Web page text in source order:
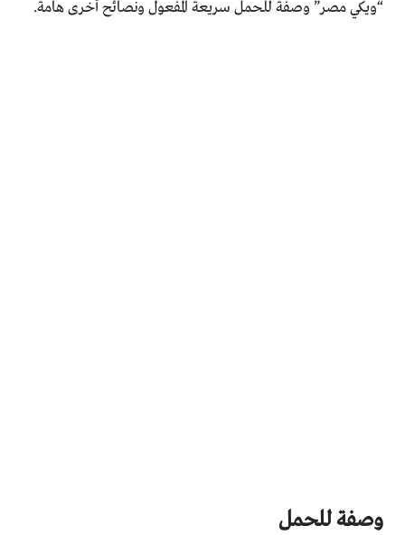
“ويكي مصر” وصفة للحمل سريعة المفعول ونصائح أخرى هامة.
وصفة للحمل